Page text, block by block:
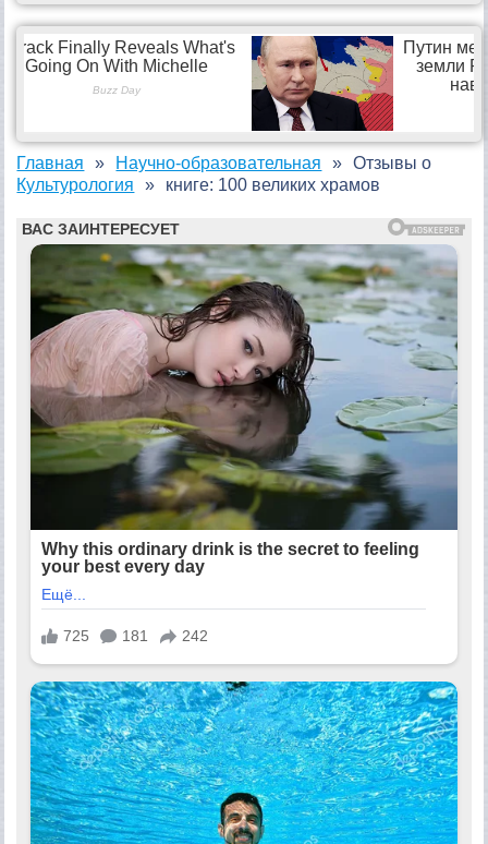
Главная
Научно-образовательная
Культурология
Отзывы о
книге: 100 великих храмов